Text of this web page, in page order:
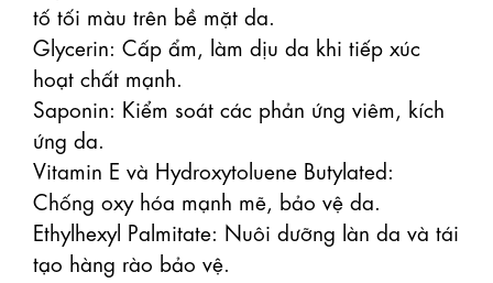
tố tối màu trên bề mặt da.
Glycerin: Cấp ẩm, làm dịu da khi tiếp xúc
hoạt chất mạnh.
Saponin: Kiểm soát các phản ứng viêm, kích
ứng da.
Vitamin E và Hydroxytoluene Butylated:
Chống oxy hóa mạnh mẽ, bảo vệ da.
Ethylhexyl Palmitate: Nuôi dưỡng làn da và tái
tạo hàng rào bảo vệ.